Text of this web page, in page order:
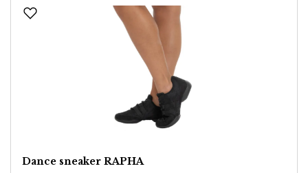
Dance sneaker RAPHA